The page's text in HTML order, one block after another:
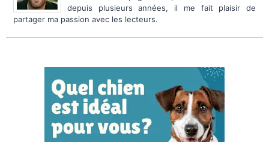
depuis plusieurs années, il me fait plaisir de
partager ma passion avec les lecteurs.